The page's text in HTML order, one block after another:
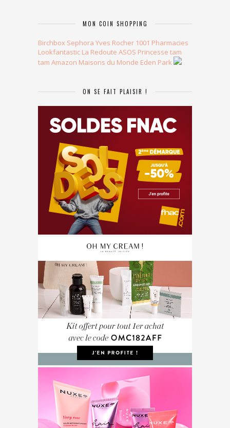
MON COIN SHOPPING
Birchbox Sephora Yves Rocher 1001 Pharmacies
Lookfantastic La Redoute ASOS Princesse tam
tam Amazon Maisons du Monde Eden Park
ON SE FAIT PLAISIR !